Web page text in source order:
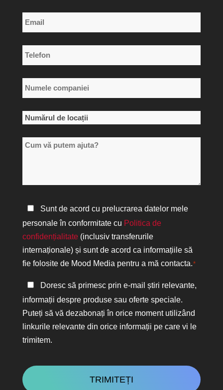
de
Email
*
Telefon
*
Numele
companiei
*
Numărul
locații
Cum
ajuta?
Politica
de
confidențialitate
*
Sunt de acord cu prelucrarea datelor mele
personale în conformitate cu Politica de
confidențialitate(inclusiv transferurile
internaționale) și sunt de acord ca informațiile să
fie folosite de Mood Media pentru a mă contacta.*
Păstrați
legătura
Doresc să primesc prin e-mail știri relevante,
informații despre produse sau oferte speciale.
Puteți să vă dezabonați în orice moment utilizând
linkurile relevante din orice informații pe care vi le
trimitem.